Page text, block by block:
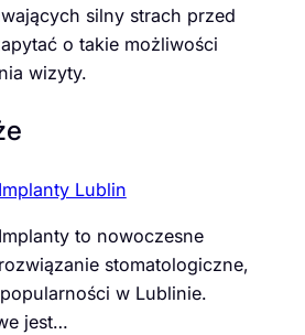
silny strach przed
o takie możliwości
wizyty.
Implanty Lublin
Implanty to nowoczesne
rozwiązanie stomatologiczne,
w Lublinie.
jest…